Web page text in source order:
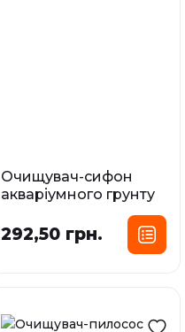
Очищувач-сифон
акваріумного грунту
маленький AMTRA, 21
см
292,50 грн.